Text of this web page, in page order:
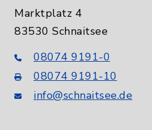
Marktplatz 4
83530 Schnaitsee
08074 9191-0
08074 9191-10
info@schnaitsee.de